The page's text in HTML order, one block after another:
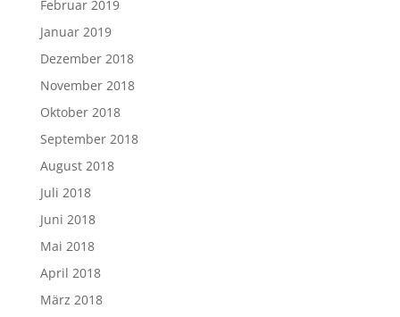
Februar 2019
Januar 2019
Dezember 2018
November 2018
Oktober 2018
September 2018
August 2018
Juli 2018
Juni 2018
Mai 2018
April 2018
März 2018